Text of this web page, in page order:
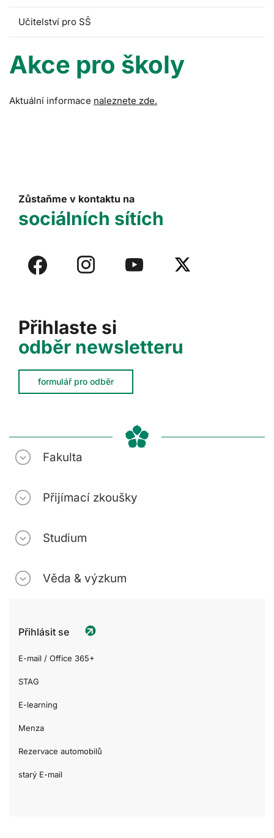
Učitelství pro SŠ
Akce pro školy
Aktuální informace naleznete zde.
Přihlaste si
odběr newsletteru
formulář pro odběr
Zůstaňme v kontaktu na
sociálních sítích
Fakulta
Přijímací zkoušky
Studium
Věda & výzkum
Přihlásit se
E-mail / Office 365+
STAG
E-learning
Menza
Rezervace automobilů
starý E-mail